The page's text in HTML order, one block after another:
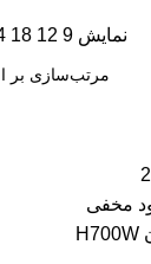
نمایش9
12
18